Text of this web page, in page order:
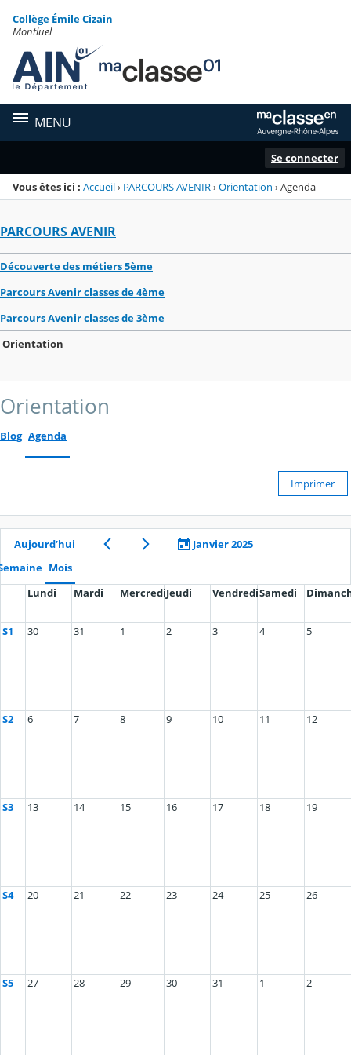
Menu de la rubrique
Contenu
Collège Émile Cizain
Montluel
MENU
Se connecter
Vous êtes ici : Accueil› PARCOURS AVENIR›Orientation ›Agenda
PARCOURS AVENIR
Découverte des métiers 5ème
Parcours Avenir classes de 4ème
Parcours Avenir classes de 3ème
Orientation
Orientation
Blog Agenda
Imprimer
Aujourd’hui
Janvier 2025
Mois
Lundi
Mardi MercrediJeudi VendrediSamedi
S1 30 31 1 2 3 4 5
S2 6 7 8 9 10 11 12
S3 13 14 15 16 17 18 19
S4 20 21 22 23 24 25 26
S5 27 28 29 30 31 1 2